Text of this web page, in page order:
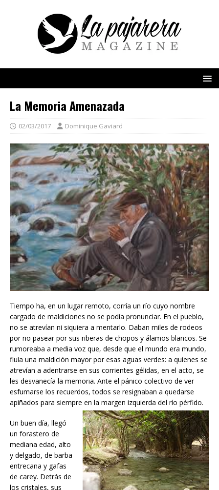
La Memoria Amenazada
02/03/2017 Dominique Gaviard
Tiempo ha, en un lugar remoto, corría un río cuyo nombre
cargado de maldiciones no se podía pronunciar. En el pueblo,
no se atrevían ni siquiera a mentarlo. Daban miles de rodeos
por no pasear por sus riberas de chopos y álamos blancos. Se
rumoreaba a media voz que, desde que el mundo era mundo,
fluía una maldición mayor por esas aguas verdes: a quienes se
atrevían a adentrarse en sus corrientes gélidas, en el acto, se
les desvanecía la memoria. Ante el pánico colectivo de ver
esfumarse los recuerdos, todos se resignaban a quedarse
apiñados para siempre en la margen izquierda del río pérfido.
Un buen día, llegó
un forastero de
mediana edad, alto
y delgado, de barba
entrecana y gafas
de carey. Detrás de
los cristales, sus